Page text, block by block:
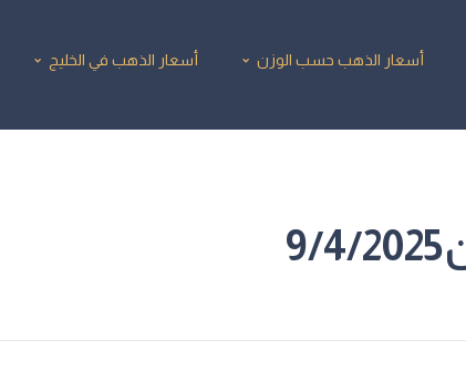
أسعار الذهب حسب الوزن أسعار الذهب في الخليج